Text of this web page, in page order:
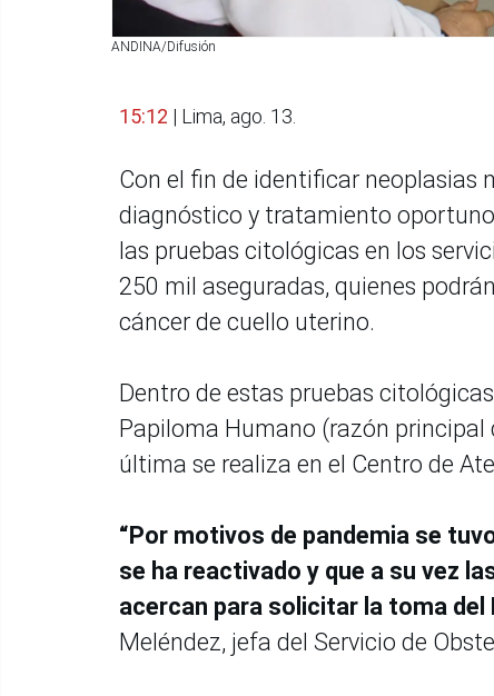
ANDINA/Difusión
15:12 | Lima, ago. 13.
Con el fin de identificar neoplasias
diagnóstico y tratamiento
las pruebas citológicas en los
250 mil aseguradas, quienes
cáncer de cuello uterino.
Dentro de estas pruebas
Papiloma Humano (razón
última se realiza en el Centro de
“Por motivos de pandemia se
se ha reactivado y que a su vez
acercan para solicitar la toma del
Meléndez, jefa del Servicio de